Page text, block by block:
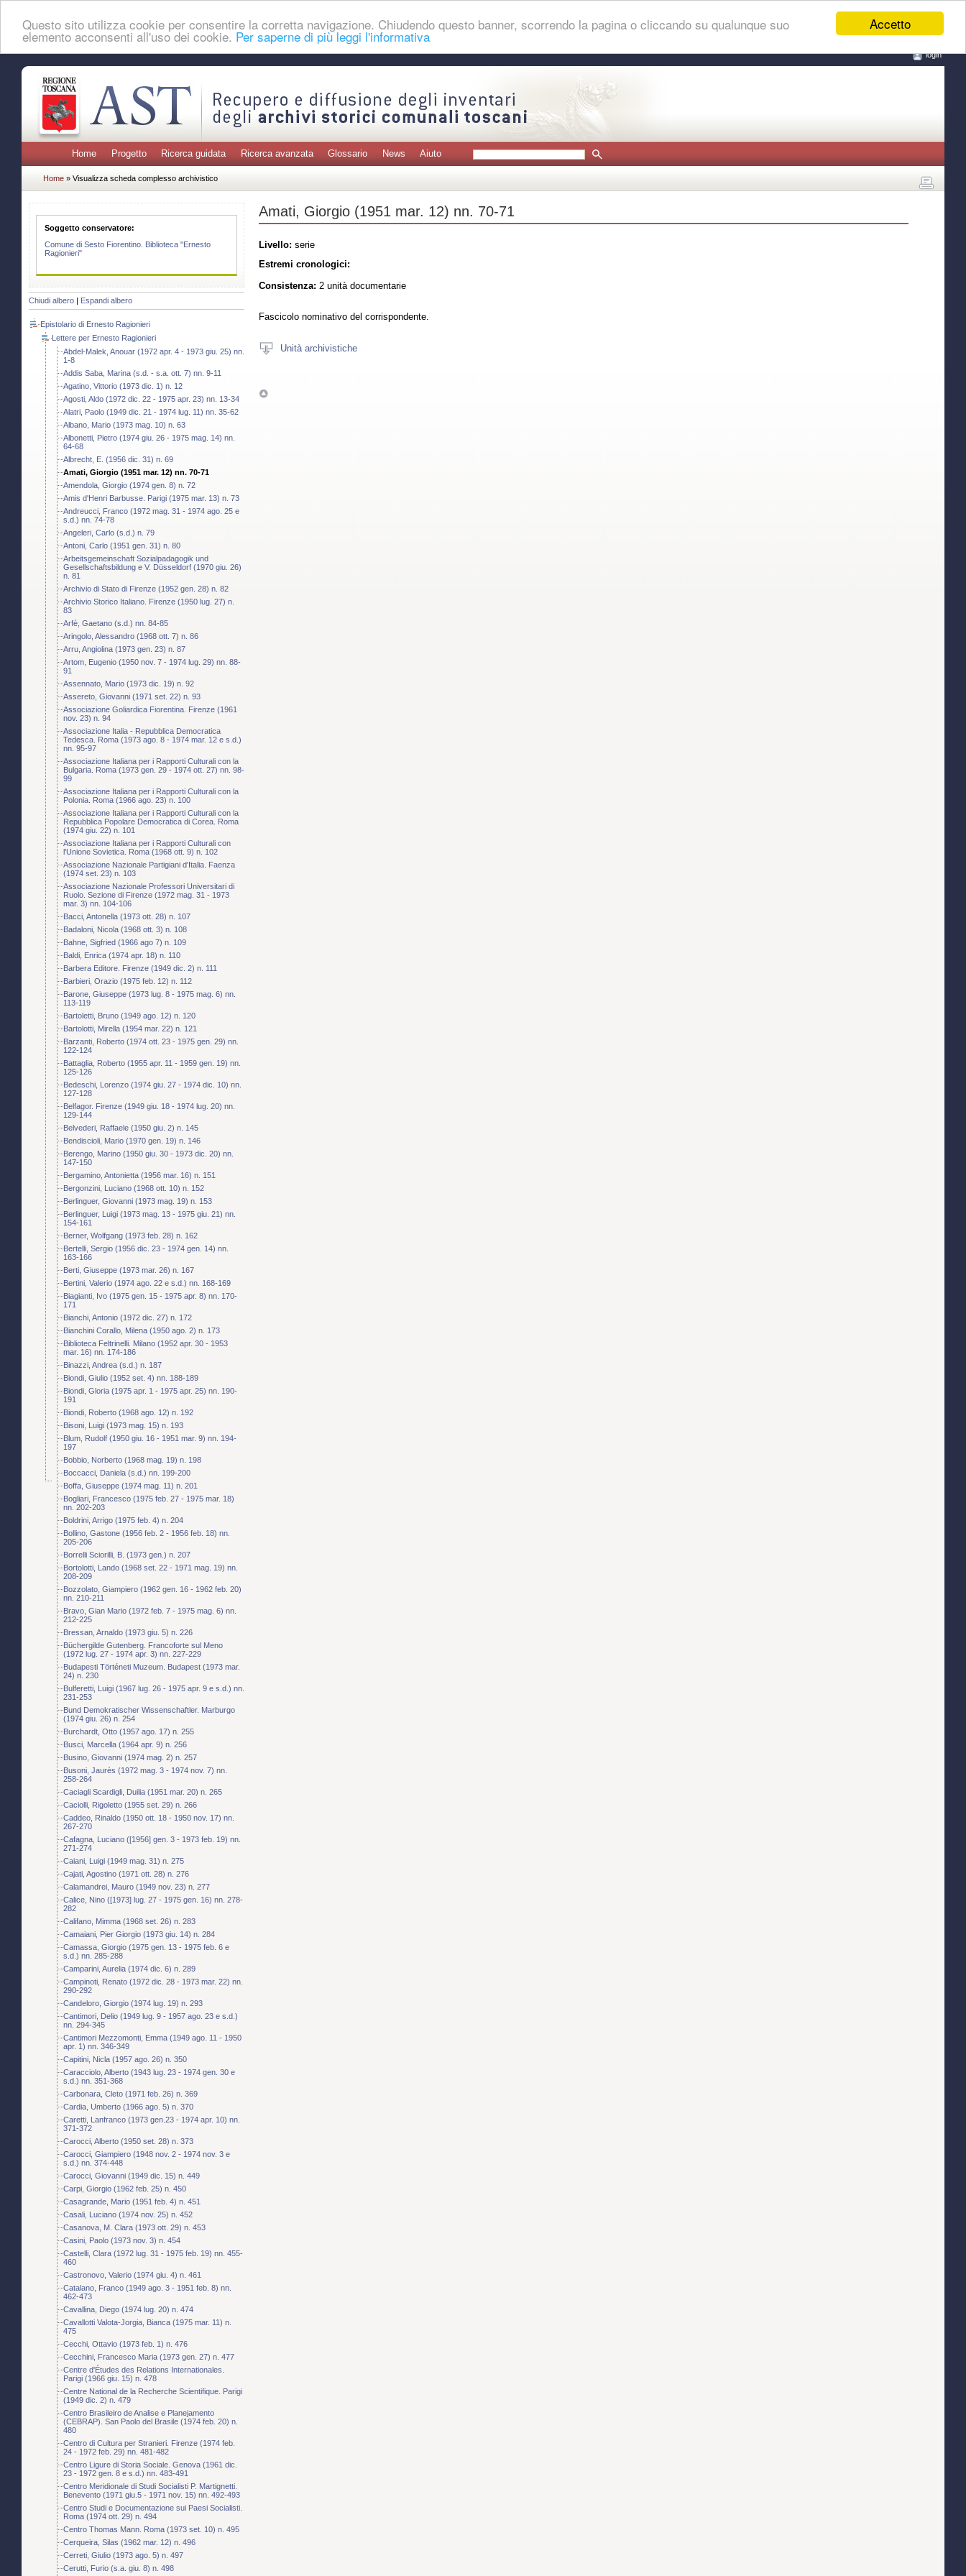
Accetto
Questo sito utilizza cookie per consentire la corretta navigazione. Chiudendo questo banner, scorrendo la pagina o cliccando su qualunque suo
elemento acconsenti all'uso dei cookie. Per saperne di più leggi l'informativa
login
Home Progetto Ricerca guidata Ricerca avanzata Glossario News Aiuto
Home » Visualizza scheda complesso archivistico
Soggetto conservatore:
Comune di Sesto Fiorentino. Biblioteca "Ernesto
Ragionieri"
Chiudi albero Espandi albero
Epistolario di Ernesto Ragionieri
Lettere per Ernesto Ragionieri
Abdel-Malek, Anouar (1972 apr. 4 - 1973 giu. 25) nn.
1-8
Addis Saba, Marina (s.d. - s.a. ott. 7) nn. 9-11
Agatino, Vittorio (1973 dic. 1) n. 12
Agosti, Aldo (1972 dic. 22 - 1975 apr. 23) nn. 13-34
Alatri, Paolo (1949 dic. 21 - 1974 lug. 11) nn. 35-62
Albano, Mario (1973 mag. 10) n. 63
Albonetti, Pietro (1974 giu. 26 - 1975 mag. 14) nn.
64-68
Albrecht, E. (1956 dic. 31) n. 69
Amati, Giorgio (1951 mar. 12) nn. 70-71
Amendola, Giorgio (1974 gen. 8) n. 72
Amis d'Henri Barbusse. Parigi (1975 mar. 13) n. 73
Andreucci, Franco (1972 mag. 31 - 1974 ago. 25 e
s.d.) nn. 74-78
Angeleri, Carlo (s.d.) n. 79
Antoni, Carlo (1951 gen. 31) n. 80
Arbeitsgemeinschaft Sozialpadagogik und
Gesellschaftsbildung e V. Düsseldorf (1970 giu. 26)
n. 81
Archivio di Stato di Firenze (1952 gen. 28) n. 82
Archivio Storico Italiano. Firenze (1950 lug. 27) n.
83
Arfè, Gaetano (s.d.) nn. 84-85
Aringolo, Alessandro (1968 ott. 7) n. 86
Arru, Angiolina (1973 gen. 23) n. 87
Artom, Eugenio (1950 nov. 7 - 1974 lug. 29) nn. 88-
91
Assennato, Mario (1973 dic. 19) n. 92
Assereto, Giovanni (1971 set. 22) n. 93
Associazione Goliardica Fiorentina. Firenze (1961
nov. 23) n. 94
Associazione Italia - Repubblica Democratica
Tedesca. Roma (1973 ago. 8 - 1974 mar. 12 e s.d.)
nn. 95-97
Associazione Italiana per i Rapporti Culturali con la
Bulgaria. Roma (1973 gen. 29 - 1974 ott. 27) nn. 98-
99
Associazione Italiana per i Rapporti Culturali con la
Polonia. Roma (1966 ago. 23) n. 100
Associazione Italiana per i Rapporti Culturali con la
Repubblica Popolare Democratica di Corea. Roma
(1974 giu. 22) n. 101
Associazione Italiana per i Rapporti Culturali con
l'Unione Sovietica. Roma (1968 ott. 9) n. 102
Associazione Nazionale Partigiani d'Italia. Faenza
(1974 set. 23) n. 103
Associazione Nazionale Professori Universitari di
Ruolo. Sezione di Firenze (1972 mag. 31 - 1973
mar. 3) nn. 104-106
Bacci, Antonella (1973 ott. 28) n. 107
Badaloni, Nicola (1968 ott. 3) n. 108
Bahne, Sigfried (1966 ago 7) n. 109
Baldi, Enrica (1974 apr. 18) n. 110
Barbera Editore. Firenze (1949 dic. 2) n. 111
Barbieri, Orazio (1975 feb. 12) n. 112
Barone, Giuseppe (1973 lug. 8 - 1975 mag. 6) nn.
113-119
Bartoletti, Bruno (1949 ago. 12) n. 120
Bartolotti, Mirella (1954 mar. 22) n. 121
Barzanti, Roberto (1974 ott. 23 - 1975 gen. 29) nn.
122-124
Battaglia, Roberto (1955 apr. 11 - 1959 gen. 19) nn.
125-126
Bedeschi, Lorenzo (1974 giu. 27 - 1974 dic. 10) nn.
127-128
Belfagor. Firenze (1949 giu. 18 - 1974 lug. 20) nn.
129-144
Belvederi, Raffaele (1950 giu. 2) n. 145
Bendiscioli, Mario (1970 gen. 19) n. 146
Berengo, Marino (1950 giu. 30 - 1973 dic. 20) nn.
147-150
Bergamino, Antonietta (1956 mar. 16) n. 151
Bergonzini, Luciano (1968 ott. 10) n. 152
Berlinguer, Giovanni (1973 mag. 19) n. 153
Berlinguer, Luigi (1973 mag. 13 - 1975 giu. 21) nn.
154-161
Berner, Wolfgang (1973 feb. 28) n. 162
Bertelli, Sergio (1956 dic. 23 - 1974 gen. 14) nn.
163-166
Berti, Giuseppe (1973 mar. 26) n. 167
Bertini, Valerio (1974 ago. 22 e s.d.) nn. 168-169
Biagianti, Ivo (1975 gen. 15 - 1975 apr. 8) nn. 170-
171
Bianchi, Antonio (1972 dic. 27) n. 172
Bianchini Corallo, Milena (1950 ago. 2) n. 173
Biblioteca Feltrinelli. Milano (1952 apr. 30 - 1953
mar. 16) nn. 174-186
Binazzi, Andrea (s.d.) n. 187
Biondi, Giulio (1952 set. 4) nn. 188-189
Biondi, Gloria (1975 apr. 1 - 1975 apr. 25) nn. 190-
191
Biondi, Roberto (1968 ago. 12) n. 192
Bisoni, Luigi (1973 mag. 15) n. 193
Blum, Rudolf (1950 giu. 16 - 1951 mar. 9) nn. 194-
197
Bobbio, Norberto (1968 mag. 19) n. 198
Boccacci, Daniela (s.d.) nn. 199-200
Boffa, Giuseppe (1974 mag. 11) n. 201
Bogliari, Francesco (1975 feb. 27 - 1975 mar. 18)
nn. 202-203
Boldrini, Arrigo (1975 feb. 4) n. 204
Bollino, Gastone (1956 feb. 2 - 1956 feb. 18) nn.
205-206
Borrelli Sciorilli, B. (1973 gen.) n. 207
Bortolotti, Lando (1968 set. 22 - 1971 mag. 19) nn.
208-209
Bozzolato, Giampiero (1962 gen. 16 - 1962 feb. 20)
nn. 210-211
Bravo, Gian Mario (1972 feb. 7 - 1975 mag. 6) nn.
212-225
Bressan, Arnaldo (1973 giu. 5) n. 226
Büchergilde Gutenberg. Francoforte sul Meno
(1972 lug. 27 - 1974 apr. 3) nn. 227-229
Budapesti Történeti Muzeum. Budapest (1973 mar.
24) n. 230
Bulferetti, Luigi (1967 lug. 26 - 1975 apr. 9 e s.d.) nn.
231-253
Bund Demokratischer Wissenschaftler. Marburgo
(1974 giu. 26) n. 254
Burchardt, Otto (1957 ago. 17) n. 255
Busci, Marcella (1964 apr. 9) n. 256
Busino, Giovanni (1974 mag. 2) n. 257
Busoni, Jaurès (1972 mag. 3 - 1974 nov. 7) nn.
258-264
Caciagli Scardigli, Duilia (1951 mar. 20) n. 265
Caciolli, Rigoletto (1955 set. 29) n. 266
Caddeo, Rinaldo (1950 ott. 18 - 1950 nov. 17) nn.
267-270
Cafagna, Luciano ([1956] gen. 3 - 1973 feb. 19) nn.
271-274
Caiani, Luigi (1949 mag. 31) n. 275
Cajati, Agostino (1971 ott. 28) n. 276
Calamandrei, Mauro (1949 nov. 23) n. 277
Calice, Nino ([1973] lug. 27 - 1975 gen. 16) nn. 278-
282
Califano, Mimma (1968 set. 26) n. 283
Camaiani, Pier Giorgio (1973 giu. 14) n. 284
Camassa, Giorgio (1975 gen. 13 - 1975 feb. 6 e
s.d.) nn. 285-288
Camparini, Aurelia (1974 dic. 6) n. 289
Campinoti, Renato (1972 dic. 28 - 1973 mar. 22) nn.
290-292
Candeloro, Giorgio (1974 lug. 19) n. 293
Cantimori, Delio (1949 lug. 9 - 1957 ago. 23 e s.d.)
nn. 294-345
Cantimori Mezzomonti, Emma (1949 ago. 11 - 1950
apr. 1) nn. 346-349
Capitini, Nicla (1957 ago. 26) n. 350
Caracciolo, Alberto (1943 lug. 23 - 1974 gen. 30 e
s.d.) nn. 351-368
Carbonara, Cleto (1971 feb. 26) n. 369
Cardia, Umberto (1966 ago. 5) n. 370
Caretti, Lanfranco (1973 gen.23 - 1974 apr. 10) nn.
371-372
Carocci, Alberto (1950 set. 28) n. 373
Carocci, Giampiero (1948 nov. 2 - 1974 nov. 3 e
s.d.) nn. 374-448
Carocci, Giovanni (1949 dic. 15) n. 449
Carpi, Giorgio (1962 feb. 25) n. 450
Casagrande, Mario (1951 feb. 4) n. 451
Casali, Luciano (1974 nov. 25) n. 452
Casanova, M. Clara (1973 ott. 29) n. 453
Casini, Paolo (1973 nov. 3) n. 454
Castelli, Clara (1972 lug. 31 - 1975 feb. 19) nn. 455-
460
Castronovo, Valerio (1974 giu. 4) n. 461
Catalano, Franco (1949 ago. 3 - 1951 feb. 8) nn.
462-473
Cavallina, Diego (1974 lug. 20) n. 474
Cavallotti Valota-Jorgia, Bianca (1975 mar. 11) n.
475
Cecchi, Ottavio (1973 feb. 1) n. 476
Cecchini, Francesco Maria (1973 gen. 27) n. 477
Centre d'Études des Relations Internationales.
Parigi (1966 giu. 15) n. 478
Centre National de la Recherche Scientifique. Parigi
(1949 dic. 2) n. 479
Centro Brasileiro de Analise e Planejamento
(CEBRAP). San Paolo del Brasile (1974 feb. 20) n.
480
Centro di Cultura per Stranieri. Firenze (1974 feb.
24 - 1972 feb. 29) nn. 481-482
Centro Ligure di Storia Sociale. Genova (1961 dic.
23 - 1972 gen. 8 e s.d.) nn. 483-491
Centro Meridionale di Studi Socialisti P. Martignetti.
Benevento (1971 giu.5 - 1971 nov. 15) nn. 492-493
Centro Studi e Documentazione sui Paesi Socialisti.
Roma (1974 ott. 29) n. 494
Centro Thomas Mann. Roma (1973 set. 10) n. 495
Cerqueira, Silas (1962 mar. 12) n. 496
Cerreti, Giulio (1973 ago. 5) n. 497
Cerutti, Furio (s.a. giu. 8) n. 498
Amati, Giorgio (1951 mar. 12) nn. 70-71
Livello: serie
Estremi cronologici:
Consistenza: 2 unità documentarie
Fascicolo nominativo del corrispondente.
Unità archivistiche